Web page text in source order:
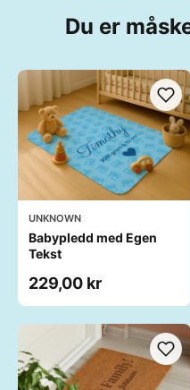
Du er
UNKNOWN
Babypledd med Egen
Tekst
229,00 kr